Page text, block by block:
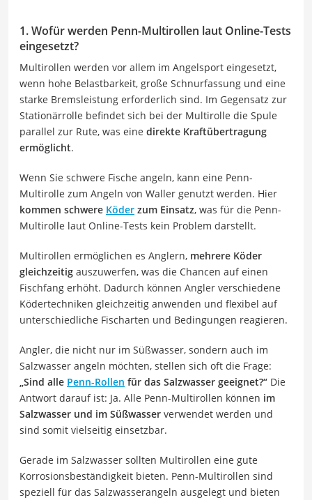
1. Wofür werden Penn-Multirollen laut Online-Tests
eingesetzt?
Multirollen werden vor allem im Angelsport eingesetzt,
wenn hohe Belastbarkeit, große Schnurfassung und eine
starke Bremsleistung erforderlich sind. Im Gegensatz zur
Stationärrolle befindet sich bei der Multirolle die Spule
parallel zur Rute, was eine direkte Kraftübertragung
ermöglicht.
Wenn Sie schwere Fische angeln, kann eine Penn-
Multirolle zum Angeln von Waller genutzt werden. Hier
kommen schwere Köder zum Einsatz, was für die Penn-
Multirolle laut Online-Tests kein Problem darstellt.
Multirollen ermöglichen es Anglern, mehrere Köder
gleichzeitig auszuwerfen, was die Chancen auf einen
Fischfang erhöht. Dadurch können Angler verschiedene
Ködertechniken gleichzeitig anwenden und flexibel auf
unterschiedliche Fischarten und Bedingungen reagieren.
Angler, die nicht nur im Süßwasser, sondern auch im
Salzwasser angeln möchten, stellen sich oft die Frage:
„Sind alle Penn-Rollen für das Salzwasser geeignet?“ Die
Antwort darauf ist: Ja. Alle Penn-Multirollen können im
Salzwasser und im Süßwasser verwendet werden und
sind somit vielseitig einsetzbar.
Gerade im Salzwasser sollten Multirollen eine gute
Korrosionsbeständigkeit bieten. Penn-Multirollen sind
speziell für das Salzwasserangeln ausgelegt und bieten